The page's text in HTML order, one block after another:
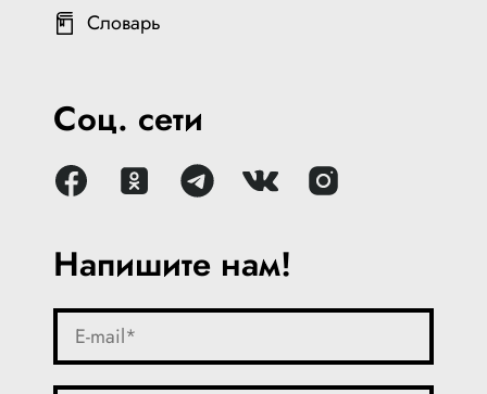
Напишите нам!
Словарь
Соц. сети